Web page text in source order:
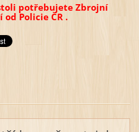
potřebujete Zbrojní
Policie ČR .